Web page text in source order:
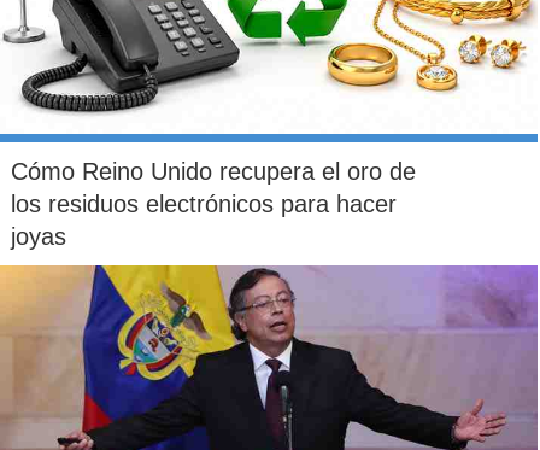
Cómo Reino Unido recupera el oro de
los residuos electrónicos para hacer
joyas